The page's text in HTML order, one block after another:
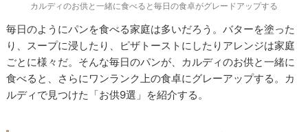
カルディのお供と一緒に食べると毎日の食卓がグレードアップする
毎日のようにパンを食べる家庭は多いだろう。バターを塗った
り、スープに浸したり、ピザトーストにしたりアレンジは家庭
ごとに様々だ。そんな毎日のパンが、カルディのお供と一緒に
食べると、さらにワンランク上の食卓にグレーアップする。カ
ルディで見つけた「お供9選」を紹介する。